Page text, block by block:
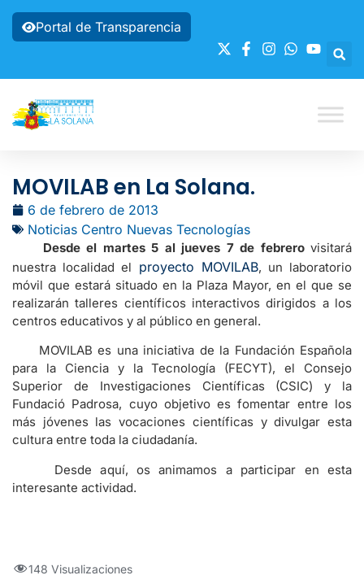
Portal de Transparencia
MOVILAB en La Solana.
6 de febrero de 2013
Noticias Centro Nuevas Tecnologías
Desde el martes 5 al jueves 7 de febrerovisitará
nuestra localidad el proyecto MOVILAB, un laboratorio
móvil que estará situado en la Plaza Mayor, en el que se
realizarán talleres científicos interactivos dirigidos a los
centros educativos y al público en general.
MOVILAB es una iniciativa de la Fundación Española
para la Ciencia y la Tecnología (FECYT), el Consejo
Superior de Investigaciones Científicas (CSIC) y la
Fundació Padrosa, cuyo objetivo es fomentar entre los
más jóvenes las vocaciones científicas y divulgar esta
cultura entre toda la ciudadanía.
Desde aquí, os animamos a participar en esta
interesante actividad.
148 Visualizaciones